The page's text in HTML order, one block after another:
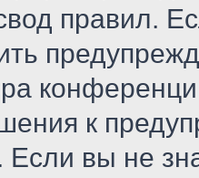
правил.
к
вы не